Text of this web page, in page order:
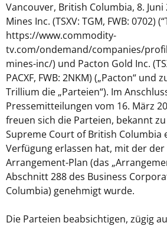
Vancouver, British Columbia, 8.
Mines Inc. (TSXV: TGM, FWB: 0702)
https://www.commodity-
tv.com/ondemand/companies/
mines-inc/) und Pacton Gold Inc.
PACXF, FWB: 2NKM) („Pacton“ und
Trillium die „Parteien“). Im
Pressemitteilungen vom 16. März
freuen sich die Parteien, bekannt
Supreme Court of British Columbia
Verfügung erlassen hat, mit der
Arrangement-Plan (das
Abschnitt 288 des Business
Columbia) genehmigt wurde.
Die Parteien beabsichtigen, zügig